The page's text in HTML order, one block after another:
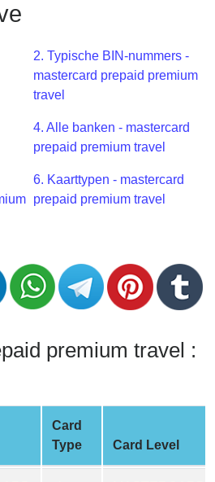
2. Typische BIN-nummers -
mastercard prepaid premium
travel
4. Alle banken - mastercard
prepaid premium travel
6. Kaarttypen - mastercard
prepaid premium travel
premium travel :
Card
Type
Card Level